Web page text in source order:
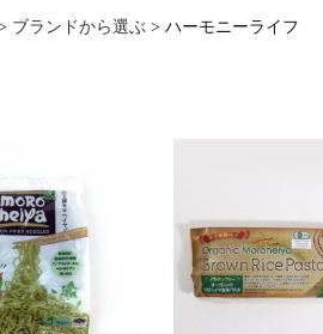
ブランドから選ぶ> ハーモニーライフ